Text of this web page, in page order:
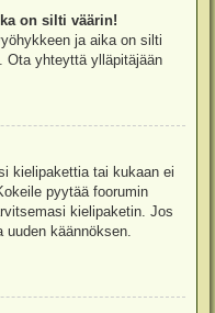
on silti väärin!
ja aika on silti
Ota yhteyttä ylläpitäjään
kielipakettia tai kukaan ei
pyytää foorumin
kielipaketin. Jos
käännöksen.